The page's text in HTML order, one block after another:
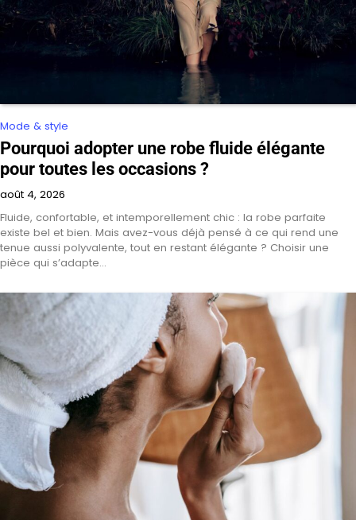
Mode & style
Pourquoi adopter une robe fluide élégante
pour toutes les occasions ?
août 4, 2026
Fluide, confortable, et intemporellement chic : la robe parfaite
existe bel et bien. Mais avez-vous déjà pensé à ce qui rend une
tenue aussi polyvalente, tout en restant élégante ? Choisir une
pièce qui s’adapte…